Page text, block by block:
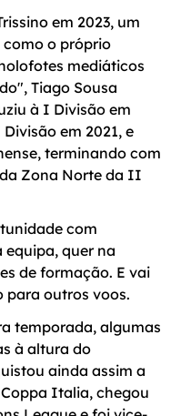
em 2023, um
o próprio
mediáticos
Tiago Sousa
à I Divisão em
em 2021, e
terminando com
Zona Norte da II
com
quer na
de formação. E vai
para outros voos.
temporada, algumas
à altura do
ainda assim a
Italia, chegou